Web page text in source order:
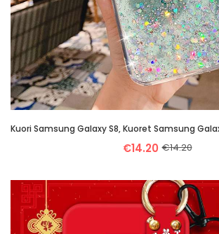
€14.20 €14.20